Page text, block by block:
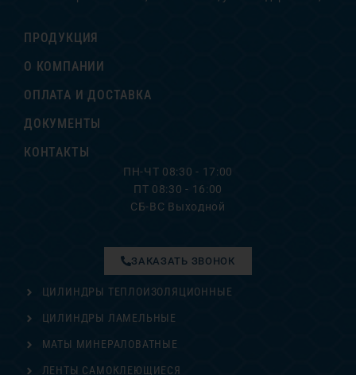
ПРОДУКЦИЯ
О КОМПАНИИ
ОПЛАТА И ДОСТАВКА
ДОКУМЕНТЫ
КОНТАКТЫ
ПН-ЧТ 08:30 - 17:00
ПТ 08:30 - 16:00
СБ-ВС Выходной
ЦИЛИНДРЫ ТЕПЛОИЗОЛЯЦИОННЫЕ
ЦИЛИНДРЫ ЛАМЕЛЬНЫЕ
МАТЫ МИНЕРАЛОВАТНЫЕ
ЛЕНТЫ САМОКЛЕЮЩИЕСЯ
ЗАКАЗАТЬ ЗВОНОК